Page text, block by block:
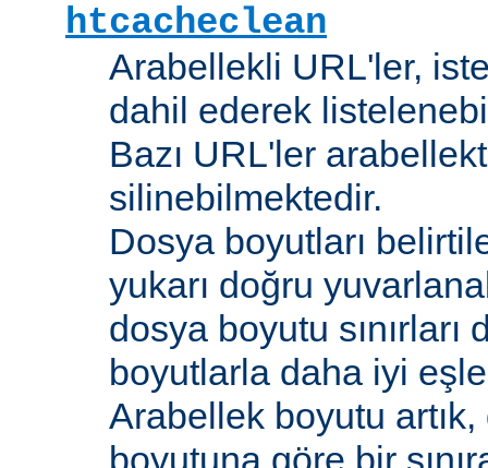
htcacheclean
Arabellekli URL'ler,
dahil ederek
Bazı URL'ler
silinebilmektedir.
Dosya boyutları
yukarı doğru
dosya boyutu sınırları
boyutlarla daha iyi
Arabellek boyutu
boyutuna göre bir